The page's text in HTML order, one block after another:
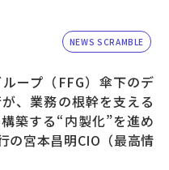
NEWS SCRAMBLE
ープ（FFG）傘下のデ
、業務の根幹を支える
築する“内製化”を進め
の宮本昌明CIO（最高情